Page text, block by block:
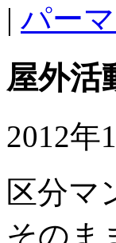
| パー
屋外活
2012年
区分マ
そのま